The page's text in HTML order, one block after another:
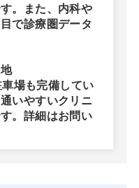
。また、内科や
で診療圏データ
場も完備してい
いやすいクリニ
。詳細はお問い